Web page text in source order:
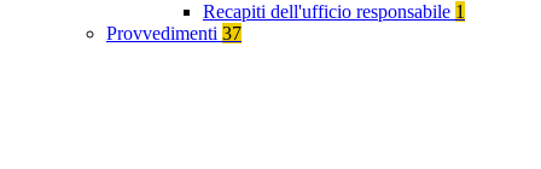
Recapiti dell'ufficio responsabile 1
Provvedimenti 37